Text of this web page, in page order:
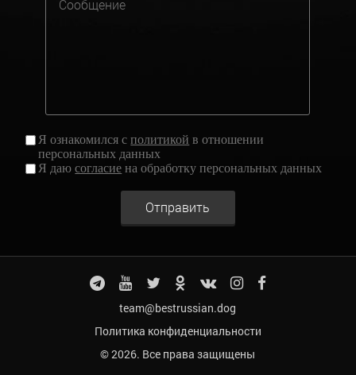
Я ознакомился сполитикой в отношении
персональных данных
Я даюсогласие на обработку персональных данных
Отправить
team@bestrussian.dog
Политика конфиденциальности
© 2026. Все права защищены